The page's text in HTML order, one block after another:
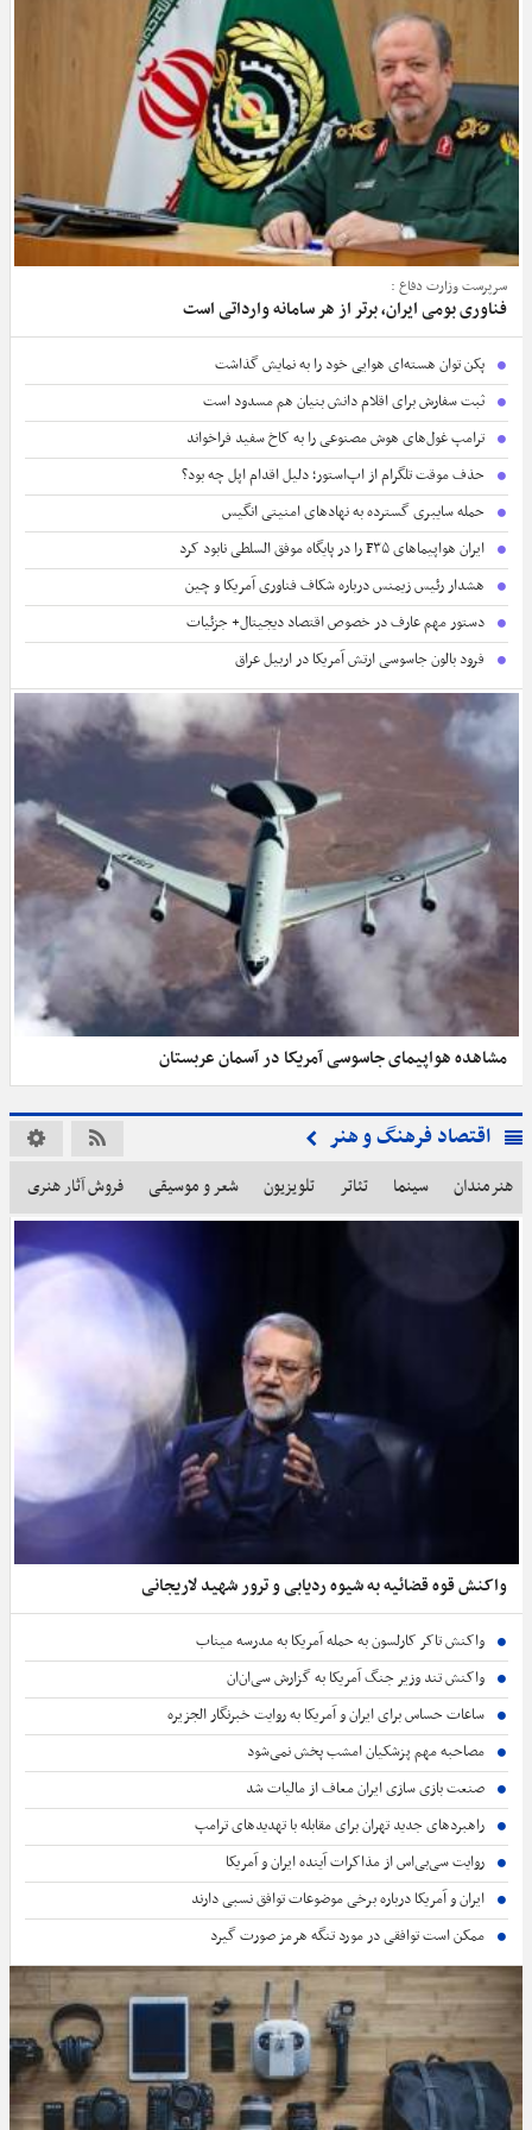
سرپرست وزارت دفاع :
فناوری بومی ایران، برتر از هر سامانه وارداتی است
پکن توان هسته‌ای هوایی خود را به نمایش گذاشت
ثبت سفارش برای اقلام دانش بنیان هم مسدود است
ترامپ غول‌های هوش مصنوعی را به کاخ سفید فراخواند
حذف موقت تلگرام از اپ‌استور؛ دلیل اقدام اپل چه بود؟
حمله سایبری گسترده به نهادهای امنیتی انگیس
ایران هواپیماهای F۳۵ را در پایگاه موفق السلطی نابود کرد
هشدار رئیس زیمنس درباره شکاف فناوری آمریکا و چین
دستور مهم عارف در خصوص اقتصاد دیجیتال+ جزئیات
فرود بالون جاسوسی ارتش آمریکا در اربیل عراق
مشاهده هواپیمای جاسوسی آمریکا در آسمان عربستان
اقتصاد فرهنگ و هنر
هنرمندان سینما تئاتر تلویزیون شعر و موسیقی فروش آثار هنری
واکنش قوه قضائیه به شیوه ردیابی و ترور شهید لاریجانی
واکنش تاکر کارلسون به حمله آمریکا به مدرسه میناب
واکنش تند وزیر جنگ آمریکا به گزارش سی‌ان‌ان
ساعات حساس برای ایران و آمریکا به روایت خبرنگار الجزیره
مصاحبه مهم پزشکیان امشب پخش نمی‌شود
صنعت بازی سازی ایران معاف از مالیات شد
راهبردهای جدید تهران برای مقابله با تهدیدهای ترامپ
روایت سی‌بی‌اس از مذاکرات آینده ایران و آمریکا
ایران و آمریکا درباره برخی موضوعات توافق نسبی دارند
ممکن است توافقی در مورد تنگه هرمز صورت گیرد